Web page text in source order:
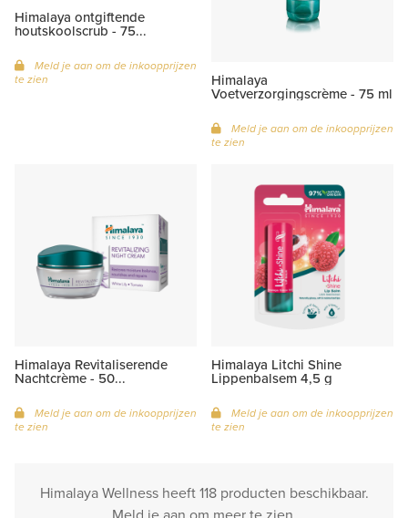
Himalaya ontgiftende
houtskoolscrub - 75...
Meld je aan om de inkoopprijzen
te zien
Himalaya
Voetverzorgingscrème - 75 ml
Meld je aan om de inkoopprijzen
te zien
Himalaya Revitaliserende
Nachtcrème - 50...
Meld je aan om de inkoopprijzen
te zien
Himalaya Litchi Shine
Lippenbalsem 4,5 g
Meld je aan om de inkoopprijzen
te zien
Himalaya Wellness heeft 118 producten beschikbaar.
Meld je aan om meer te zien.